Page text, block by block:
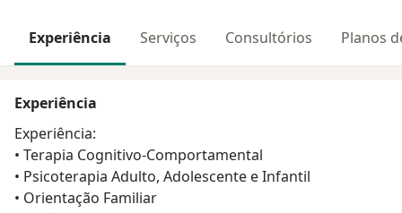
Experiência Serviços Consultórios Planos
Experiência
Experiência:
• Terapia Cognitivo-Comportamental
• Psicoterapia Adulto, Adolescente e Infantil
• Orientação Familiar